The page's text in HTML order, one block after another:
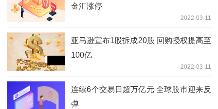
金汇涨停
2022-03-11
亚马逊宣布1股拆成20股 回购授权提高至
100亿
2022-03-11
连续6个交易日超万亿元 全球股市迎来反
弹